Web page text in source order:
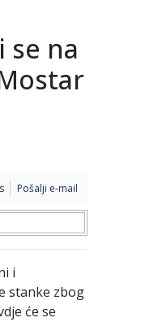
na
Pošalji e-mail
i
stanke zbog
će se